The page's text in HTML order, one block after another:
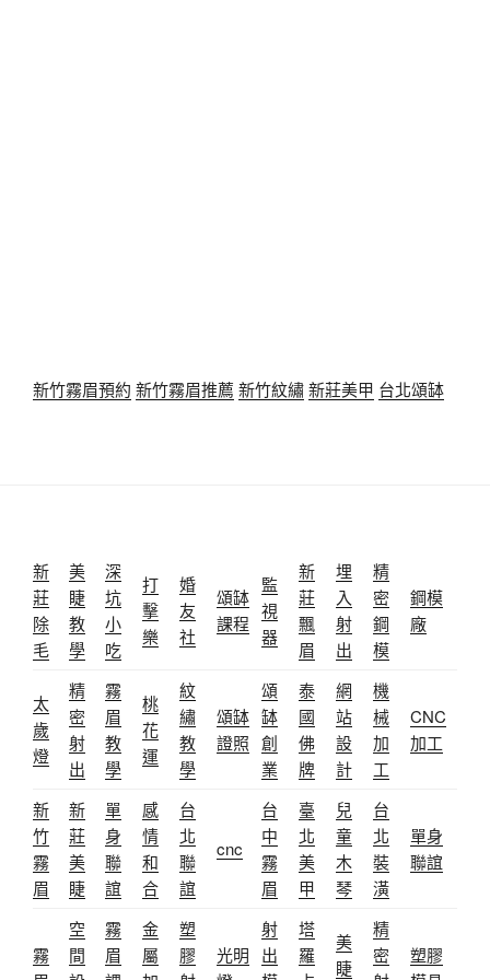
新竹霧眉預約 新竹霧眉推薦 新竹紋繡新莊美甲 台北頌缽
新
莊
除
毛
美
睫
教
學
深
坑
小
吃
打
擊
樂
婚
友
社
頌缽
課程
監
視
器
新
莊
飄
眉
埋
入
射
出
精
密
鋼
模
鋼模
廠
太
歲
燈
精
密
射
出
霧
眉
教
學
桃
花
運
紋
繡
教
學
頌缽
證照
頌
缽
創
業
泰
國
佛
牌
網
站
設
計
機
械
加
工
CNC
加工
新
竹
霧
眉
新
莊
美
睫
單
身
聯
誼
感
情
和
合
台
北
聯
誼
cnc
台
中
霧
眉
臺
北
美
甲
兒
童
木
琴
台
北
裝
潢
單身
聯誼
霧
空
間
霧
眉
金
屬
塑
膠
光明
射
出
塔
羅
美
睫
精
密
塑膠